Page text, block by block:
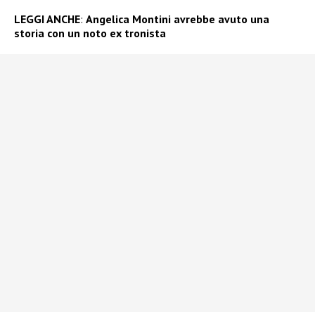
LEGGI ANCHE: Angelica Montini avrebbe avuto una
storia con un noto ex tronista